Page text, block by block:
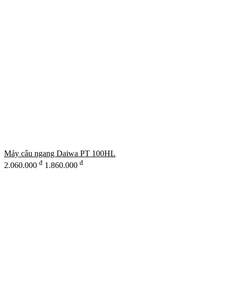
Máy câu ngang Daiwa PT 100HL
2.060.000 đ 1.860.000 đ